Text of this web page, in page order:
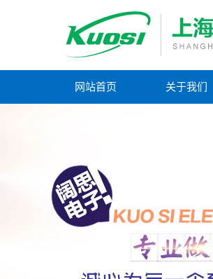
网站首页 关于我们